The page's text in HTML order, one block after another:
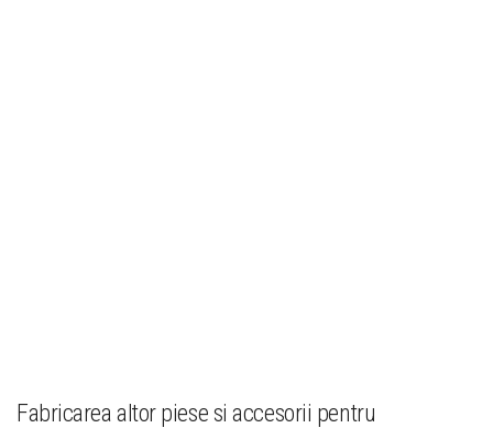
Fabricarea altor piese si accesorii pentru